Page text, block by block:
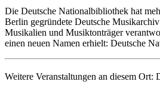
Die Deutsche Nationalbibliothek hat
Berlin gegründete Deutsche
Musikalien und Musiktonträger
einen neuen Namen erhielt: Deutsche
Weitere Veranstaltungen an diesem Ort: